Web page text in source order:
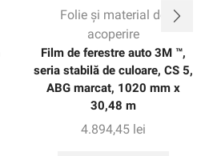
Folie și material de
acoperire
Film de ferestre auto 3M ™,
seria stabilă de culoare, CS 5,
ABG marcat, 1020 mm x
30,48 m
4.894,45 lei